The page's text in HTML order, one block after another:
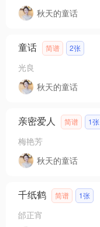
秋天的童话
童话 简谱 2张
光良
秋天的童话
亲密爱人 简谱 1张
梅艳芳
秋天的童话
千纸鹤 简谱 1张
邰正宵